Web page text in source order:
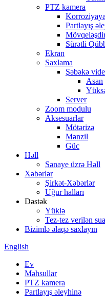
PTZ kamera
Korroziyaya
Partlayış
Sürətli
Ekran
Saxlama
Şəbəkə
Asan
Server
Zoom modulu
Aksesuarlar
Mötərizə
Mənzil
Güc
Həll
Sənaye üzrə Həll
Xəbərlər
Şirkət-Xəbərlər
Uğur halları
Dəstək
Yüklə
Tez-tez verilən
Bizimlə əlaqə saxlayın
English
Ev
Məhsullar
PTZ kamera
Partlayış əleyhinə